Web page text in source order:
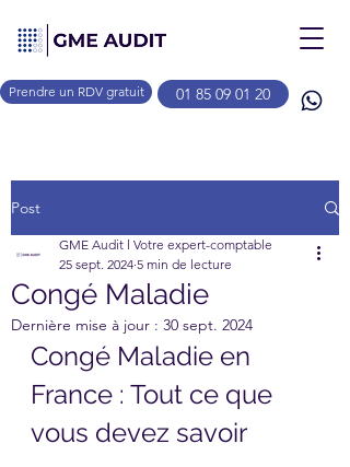
Prendre un RDV gratuit 01 85 09 01 20
Post
Congé Maladie
GME Audit l Votre expert-comptable
25 sept. 2024 5 min de lecture
Dernière mise à jour : 30 sept. 2024
Congé Maladie en
France : Tout ce que
vous devez savoir